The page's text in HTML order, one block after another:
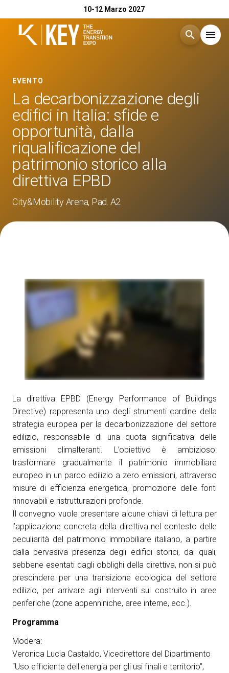
10-12 Marzo 2027
search menu
Esponi
Visita
Catalogo Espositori 2026
Eventi
Prenota il tuo spazio
ESPONI A KEY27 arrow_circle_right
AREA RISERVATA VISITATORI
person
A cura di: ITEN
EVENTO
La decarbonizzazione degli
edifici in Italia: sfide e
opportunità, dalla
riqualificazione del
patrimonio storico alla
direttiva EPBD
City&Mobility Arena, Pad. A2
La direttiva EPBD (Energy Performance of Buildings
Directive) rappresenta uno degli strumenti cardine della
strategia europea per la decarbonizzazione del settore
edilizio, responsabile di una quota significativa delle
emissioni climalteranti. L’obiettivo è ambizioso:
trasformare gradualmente il patrimonio immobiliare
europeo in un parco edilizio a zero emissioni, attraverso
misure di efficienza energetica, promozione delle fonti
rinnovabili e ristrutturazioni profonde.
Il convegno vuole presentare alcune chiavi di lettura per
l’applicazione concreta della direttiva nel contesto delle
peculiarità del patrimonio immobiliare italiano, a partire
dalla pervasiva presenza degli edifici storici, dai quali,
sebbene esentati dagli obblighi della direttiva, non si può
prescindere per una transizione ecologica del settore
edilizio, per arrivare agli interventi sul costruito in aree
periferiche (zone appenniniche, aree interne, ecc.).
Programma
Modera:
Veronica Lucia Castaldo, Vicedirettore del Dipartimento
“Uso efficiente dell'energia per gli usi finali e territorio”,